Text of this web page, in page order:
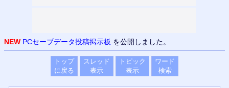
NEW PCセーブデータ投稿掲示板 を公開しました。
トップ
に戻る
スレッド
表示
トピック
表示
ワード
検索